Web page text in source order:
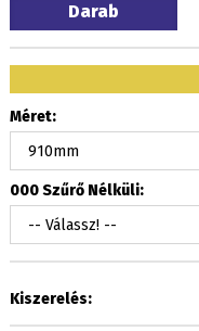
Darab
Méret:
000 Szűrő Nélküli:
Kiszerelés: